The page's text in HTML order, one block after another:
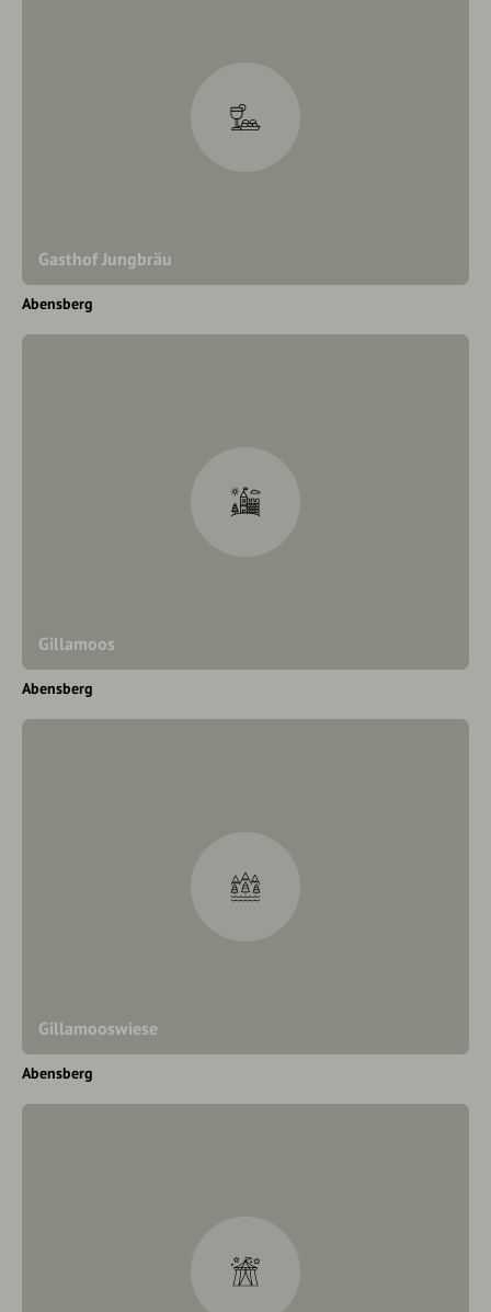
Gasthof Jungbräu
Abensberg
Gillamoos
Abensberg
Gillamooswiese
Abensberg